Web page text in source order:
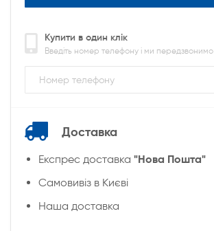
Купити в один клік
Введіть номер телефону і ми передзвонимо
Доставка
Експрес доставка "Нова Пошта"
Cамовивіз в Києві
Наша доставка